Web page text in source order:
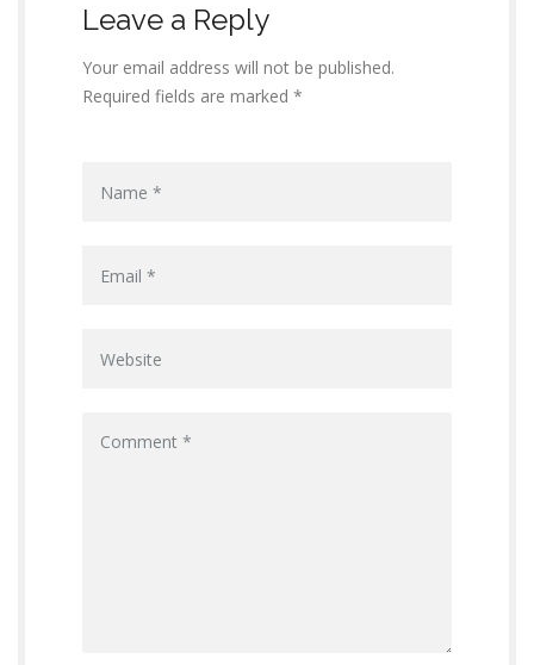
Leave a Reply
Your email address will not be published.
Required fields are marked *